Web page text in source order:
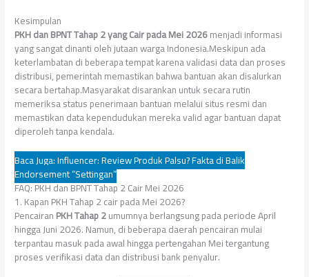
Kesimpulan
PKH dan BPNT Tahap 2 yang Cair pada Mei 2026menjadi informasi
yang sangat dinanti oleh jutaan warga Indonesia.Meskipun ada
keterlambatan di beberapa tempat karena validasi data dan proses
distribusi, pemerintah memastikan bahwa bantuan akan disalurkan
secara bertahap.Masyarakat disarankan untuk secara rutin
memeriksa status penerimaan bantuan melalui situs resmi dan
memastikan data kependudukan mereka valid agar bantuan dapat
diperoleh tanpa kendala.
Baca Juga:Influencer: Review Produk Palsu? Fakta di Balik
Endorsement “Settingan”
FAQ: PKH dan BPNT Tahap 2 Cair Mei 2026
1. Kapan PKH Tahap 2 cair pada Mei 2026?
PencairanPKH Tahap 2umumnya berlangsung pada periode April
hingga Juni 2026. Namun, di beberapa daerah pencairan mulai
terpantau masuk pada awal hingga pertengahan Mei tergantung
proses verifikasi data dan distribusi bank penyalur.